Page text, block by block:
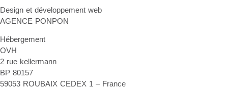
Design et développement web
AGENCE PONPON
Hébergement
OVH
2 rue kellermann
BP 80157
59053 ROUBAIX CEDEX 1 – France